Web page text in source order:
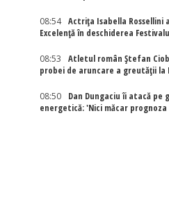
08:54
Actriţa Isabella Rossellini
Excelenţă în deschiderea
08:53
Atletul român Ștefan
probei de aruncare a greutății la
08:50
Dan Dungaciu îi atacă pe
energetică: 'Nici măcar